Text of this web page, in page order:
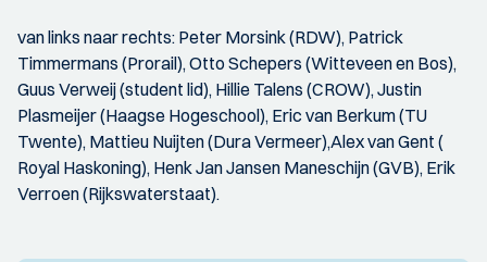
van links naar rechts: Peter Morsink (RDW), Patrick
Timmermans (Prorail), Otto Schepers (Witteveen en Bos),
Guus Verweij (student lid), Hillie Talens (CROW), Justin
Plasmeijer (Haagse Hogeschool), Eric van Berkum (TU
Twente), Mattieu Nuijten (Dura Vermeer),Alex van Gent (
Royal Haskoning), Henk Jan Jansen Maneschijn (GVB), Erik
Verroen (Rijkswaterstaat).